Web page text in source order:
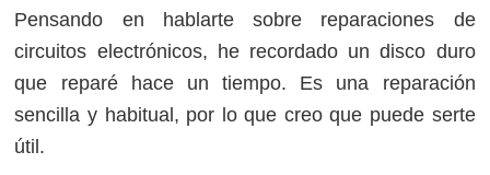
Pensando en hablarte sobre reparaciones de
circuitos electrónicos, he recordado un disco duro
que reparé hace un tiempo. Es una reparación
sencilla y habitual, por lo que creo que puede serte
útil.